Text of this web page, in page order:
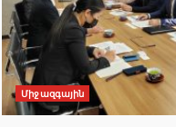
Միջազգային